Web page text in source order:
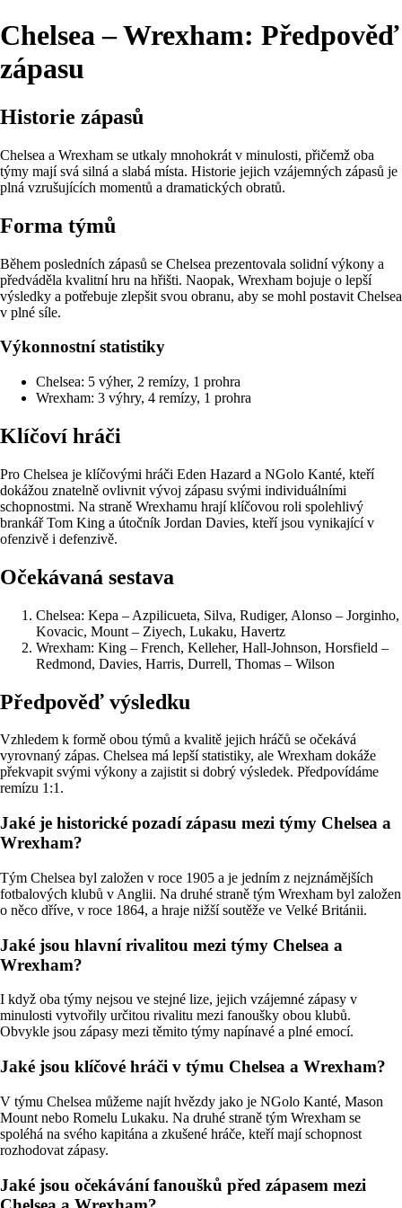
Chelsea – Wrexham: Předpověď
zápasu
Historie zápasů
Chelsea a Wrexham se utkaly mnohokrát v minulosti, přičemž oba
týmy mají svá silná a slabá místa. Historie jejich vzájemných zápasů je
plná vzrušujících momentů a dramatických obratů.
Forma týmů
Během posledních zápasů se Chelsea prezentovala solidní výkony a
předváděla kvalitní hru na hřišti. Naopak, Wrexham bojuje o lepší
výsledky a potřebuje zlepšit svou obranu, aby se mohl postavit Chelsea
v plné síle.
Výkonnostní statistiky
Chelsea: 5 výher, 2 remízy, 1 prohra
Wrexham: 3 výhry, 4 remízy, 1 prohra
Klíčoví hráči
Pro Chelsea je klíčovými hráči Eden Hazard a NGolo Kanté, kteří
dokážou znatelně ovlivnit vývoj zápasu svými individuálními
schopnostmi. Na straně Wrexhamu hrají klíčovou roli spolehlivý
brankář Tom King a útočník Jordan Davies, kteří jsou vynikající v
ofenzivě i defenzivě.
Očekávaná sestava
Chelsea: Kepa – Azpilicueta, Silva, Rudiger, Alonso – Jorginho,
Kovacic, Mount – Ziyech, Lukaku, Havertz
Wrexham: King – French, Kelleher, Hall-Johnson, Horsfield –
Redmond, Davies, Harris, Durrell, Thomas – Wilson
Předpověď výsledku
Vzhledem k formě obou týmů a kvalitě jejich hráčů se očekává
vyrovnaný zápas. Chelsea má lepší statistiky, ale Wrexham dokáže
překvapit svými výkony a zajistit si dobrý výsledek. Předpovídáme
remízu 1:1.
Jaké je historické pozadí zápasu mezi týmy Chelsea a
Wrexham?
Tým Chelsea byl založen v roce 1905 a je jedním z nejznámějších
fotbalových klubů v Anglii. Na druhé straně tým Wrexham byl založen
o něco dříve, v roce 1864, a hraje nižší soutěže ve Velké Británii.
Jaké jsou hlavní rivalitou mezi týmy Chelsea a
Wrexham?
I když oba týmy nejsou ve stejné lize, jejich vzájemné zápasy v
minulosti vytvořily určitou rivalitu mezi fanoušky obou klubů.
Obvykle jsou zápasy mezi těmito týmy napínavé a plné emocí.
Jaké jsou klíčové hráči v týmu Chelsea a Wrexham?
V týmu Chelsea můžeme najít hvězdy jako je NGolo Kanté, Mason
Mount nebo Romelu Lukaku. Na druhé straně tým Wrexham se
spoléhá na svého kapitána a zkušené hráče, kteří mají schopnost
rozhodovat zápasy.
Jaké jsou očekávání fanoušků před zápasem mezi